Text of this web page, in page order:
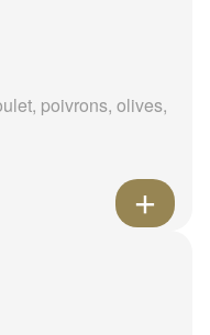
poivrons, olives,